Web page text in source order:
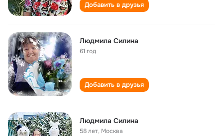
Добавить в друзья
Людмила Силина
61 год
Добавить в друзья
Людмила Cилина
58 лет, Москва